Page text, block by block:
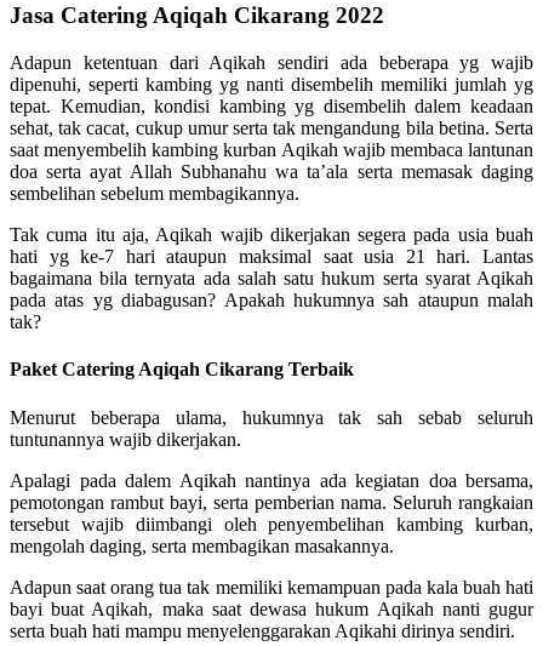
Jasa Catering Aqiqah Cikarang 2022
Adapun ketentuan dari Aqikah sendiri ada beberapa yg wajib
dipenuhi, seperti kambing yg nanti disembelih memiliki jumlah yg
tepat. Kemudian, kondisi kambing yg disembelih dalem keadaan
sehat, tak cacat, cukup umur serta tak mengandung bila betina. Serta
saat menyembelih kambing kurban Aqikah wajib membaca lantunan
doa serta ayat Allah Subhanahu wa ta’ala serta memasak daging
sembelihan sebelum membagikannya.
Tak cuma itu aja, Aqikah wajib dikerjakan segera pada usia buah
hati yg ke-7 hari ataupun maksimal saat usia 21 hari. Lantas
bagaimana bila ternyata ada salah satu hukum serta syarat Aqikah
pada atas yg diabagusan? Apakah hukumnya sah ataupun malah
tak?
Paket Catering Aqiqah Cikarang Terbaik
Menurut beberapa ulama, hukumnya tak sah sebab seluruh
tuntunannya wajib dikerjakan.
Apalagi pada dalem Aqikah nantinya ada kegiatan doa bersama,
pemotongan rambut bayi, serta pemberian nama. Seluruh rangkaian
tersebut wajib diimbangi oleh penyembelihan kambing kurban,
mengolah daging, serta membagikan masakannya.
Adapun saat orang tua tak memiliki kemampuan pada kala buah hati
bayi buat Aqikah, maka saat dewasa hukum Aqikah nanti gugur
serta buah hati mampu menyelenggarakan Aqikahi dirinya sendiri.